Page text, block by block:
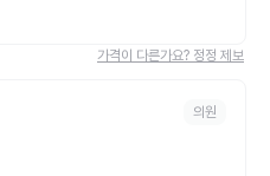
가격이 다른가요? 정정 제보
의원